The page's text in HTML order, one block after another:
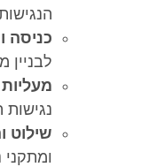
הנגישות
כניסה ויציאה
לבניין מותאמת
מעליות נגישות:
נגישות הכוללות
שילוט והכוונה:
ומתקני נגישות